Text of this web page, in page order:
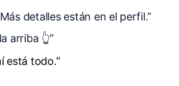
detalles están en el perfil.”
arriba 👆”
está todo.”